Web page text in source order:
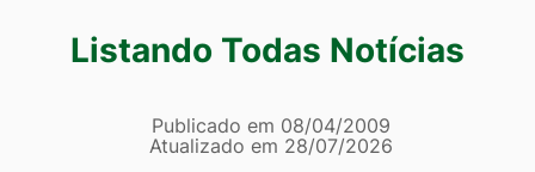
para
principal
Listando Todas Notícias
Página Listando Todas
Informações
Publicado em 08/04/2009
Atualizado em 28/07/2026